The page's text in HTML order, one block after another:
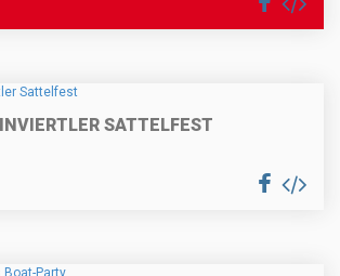
SATTELFEST